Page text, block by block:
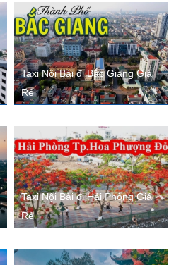
Taxi Nội Bài đi Bắc Giang Giá
Rẻ
Taxi Nội Bài đi Hải Phòng Giá
Rẻ